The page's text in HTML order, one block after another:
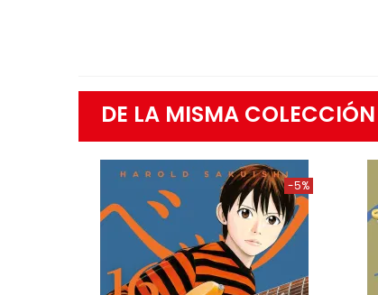
DE LA MISMA COLECCIÓN
-5%